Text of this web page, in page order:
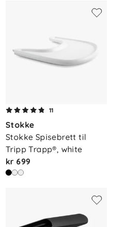
11
Stokke
Stokke Spisebrett til
Tripp Trapp®, white
kr 699